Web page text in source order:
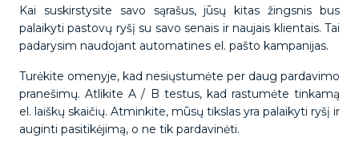
Kai suskirstysite savo sąrašus, jūsų kitas žingsnis bus
palaikyti pastovų ryšį su savo senais ir naujais klientais. Tai
padarysim naudojant automatines el. pašto kampanijas.
Turėkite omenyje, kad nesiųstumėte per daug pardavimo
pranešimų. Atlikite A / B testus, kad rastumėte tinkamą
el. laiškų skaičių. Atminkite, mūsų tikslas yra palaikyti ryšį ir
auginti pasitikėjimą, o ne tik pardavinėti.